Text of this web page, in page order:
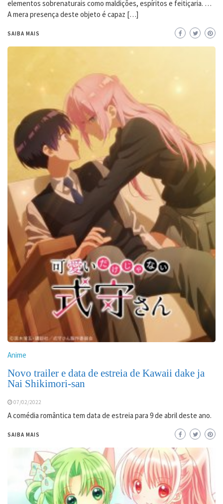
elementos sobrenaturais como maldições, espíritos e feitiçaria. …
A mera presença deste objeto é capaz […]
SAIBA MAIS
Anime
Novo trailer e data de estreia de Kawaii dake ja
Nai Shikimori-san
07/02/2022
A comédia romântica tem data de estreia para 9 de abril deste ano.
SAIBA MAIS